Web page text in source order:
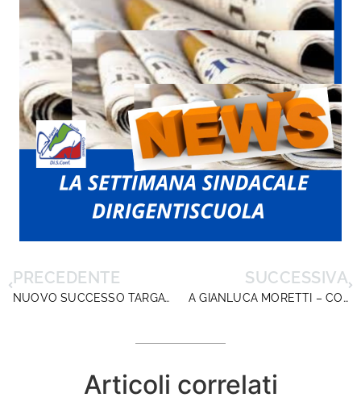
PRECEDENTE
NUOVO SUCCESSO TARGATO DIRIGENTISCUOLA: RICONOSCIUTO IL DIRITTO AL TRASFERIMENTO PER ASSISTENZA FAMILIARE
SUCCESSIVA
A GIANLUCA MORETTI – CONDOGLIANZE PER LA PERDITA DEL PADRE
Articoli correlati